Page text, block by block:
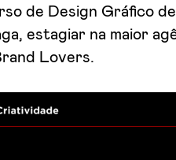
de Design Gráfico
estagiar na maior
Lovers.